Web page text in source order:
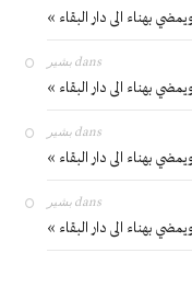
بهناء الى دار البقاء
بشير dans
بهناء الى دار البقاء
بشير dans
بهناء الى دار البقاء
بشير dans
بهناء الى دار البقاء